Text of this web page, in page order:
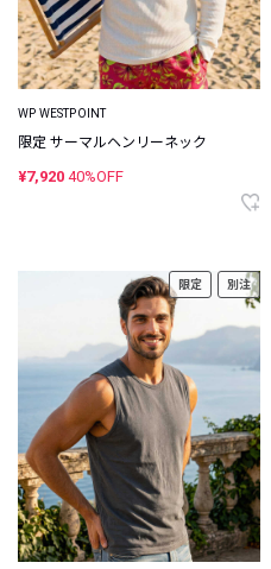
WP WESTPOINT
限定 サーマルヘンリーネック
¥7,920 40%OFF
限定 別注